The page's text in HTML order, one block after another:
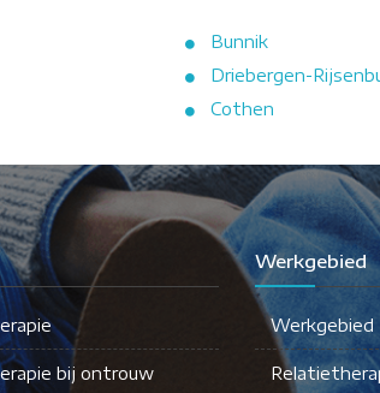
Bunnik
Driebergen-
Cothen
bij ontrouw
Werkgebied
Werkgebied